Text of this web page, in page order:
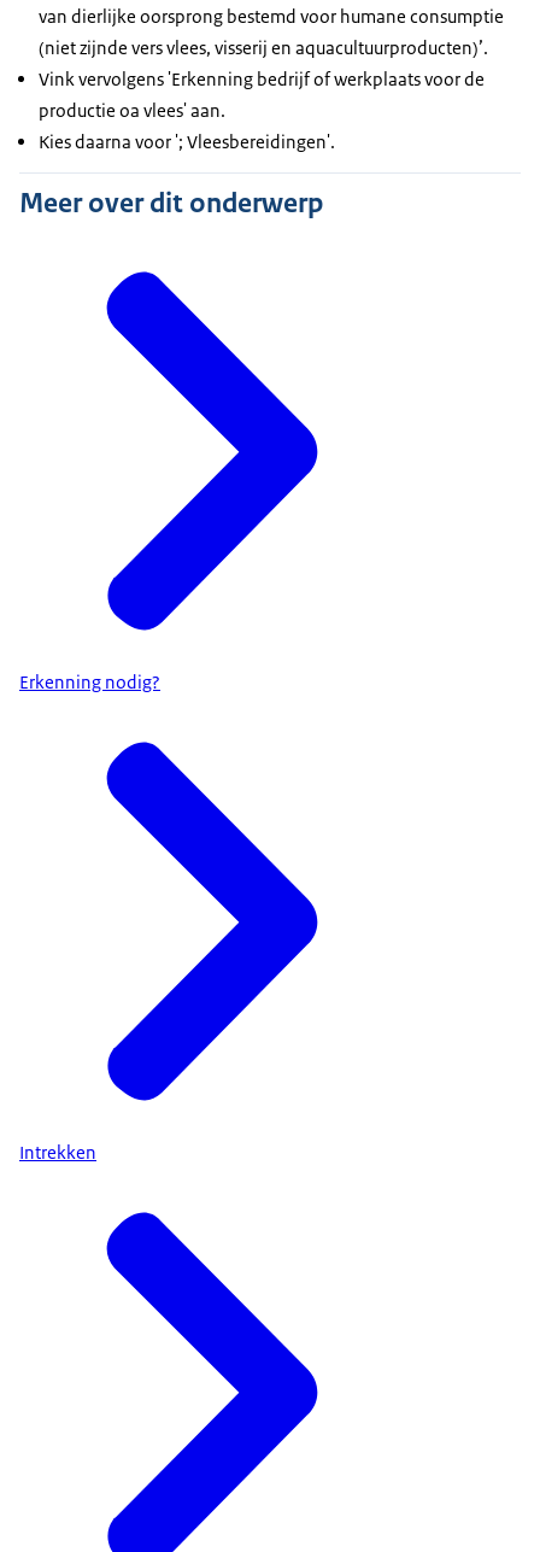
van dierlijke oorsprong bestemd voor humane consumptie
(niet zijnde vers vlees, visserij en aquacultuurproducten)’.
Vink vervolgens 'Erkenning bedrijf of werkplaats voor de
productie oa vlees' aan.
Kies daarna voor '; Vleesbereidingen'.
Meer over dit onderwerp
Erkenning nodig?
Intrekken